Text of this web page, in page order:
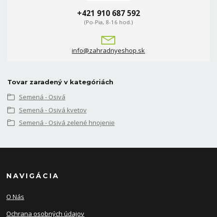
+421 910 687 592
(Po-Pia, 8-16 hod.)
info@zahradnyeshop.sk
Tovar zaradený v kategóriách
Semená - Osivá
Semená - Osivá kvetov
Semená - Osivá zelené hnojenie
NAVIGÁCIA
O Nás
Ochrana osobných údajov